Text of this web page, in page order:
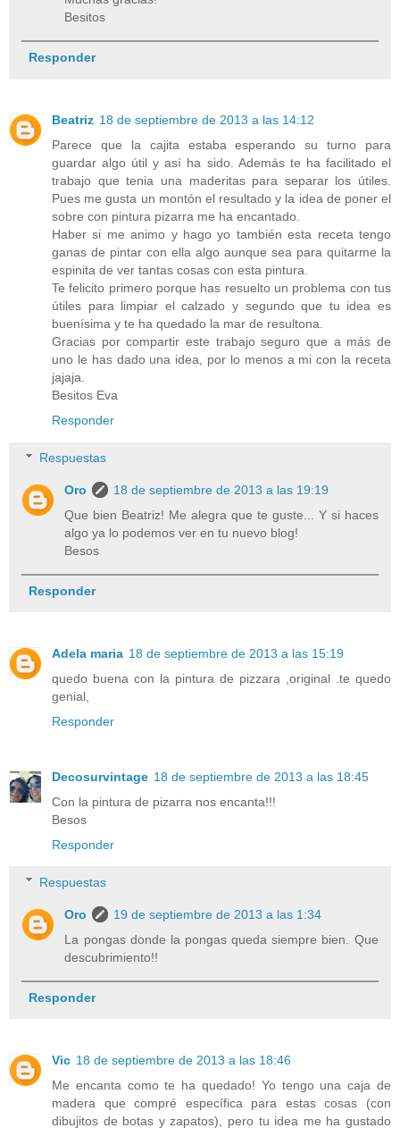
Besitos
Responder
Beatriz 18 de septiembre de 2013 a las 14:12
Parece que la cajita estaba esperando su turno para
guardar algo útil y así ha sido. Además te ha facilitado el
trabajo que tenia una maderitas para separar los útiles.
Pues me gusta un montón el resultado y la idea de poner el
sobre con pintura pizarra me ha encantado.
Haber si me animo y hago yo también esta receta tengo
ganas de pintar con ella algo aunque sea para quitarme la
espinita de ver tantas cosas con esta pintura.
Te felicito primero porque has resuelto un problema con tus
útiles para limpiar el calzado y segundo que tu idea es
buenísima y te ha quedado la mar de resultona.
Gracias por compartir este trabajo seguro que a más de
uno le has dado una idea, por lo menos a mi con la receta
jajaja.
Besitos Eva
Responder
Respuestas
Oro
18 de septiembre de 2013 a las 19:19
Que bien Beatriz! Me alegra que te guste... Y si haces
algo ya lo podemos ver en tu nuevo blog!
Besos
Responder
Adela maria 18 de septiembre de 2013 a las 15:19
quedo buena con la pintura de pizzara ,original .te quedo
genial,
Responder
Decosurvintage 18 de septiembre de 2013 a las 18:45
Con la pintura de pizarra nos encanta!!!
Besos
Responder
Respuestas
Oro
19 de septiembre de 2013 a las 1:34
La pongas donde la pongas queda siempre bien. Que
descubrimiento!!
Responder
Vic 18 de septiembre de 2013 a las 18:46
Me encanta como te ha quedado! Yo tengo una caja de
madera que compré específica para estas cosas (con
dibujitos de botas y zapatos), pero tu idea me ha gustado